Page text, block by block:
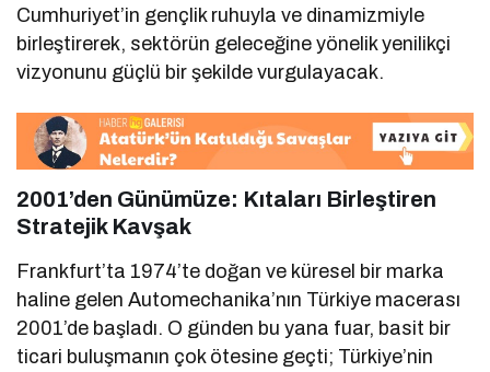
Cumhuriyet’in gençlik ruhuyla ve dinamizmiyle
birleştirerek, sektörün geleceğine yönelik yenilikçi
vizyonunu güçlü bir şekilde vurgulayacak.
2001’den Günümüze: Kıtaları Birleştiren
Stratejik Kavşak
Frankfurt’ta 1974’te doğan ve küresel bir marka
haline gelen Automechanika’nın Türkiye macerası
2001’de başladı. O günden bu yana fuar, basit bir
ticari buluşmanın çok ötesine geçti; Türkiye’nin